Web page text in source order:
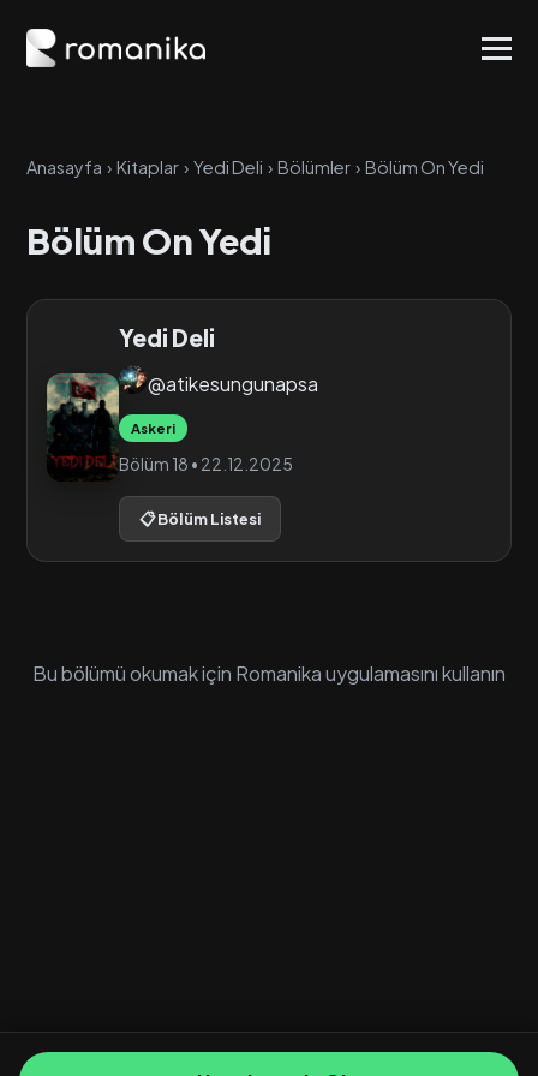
Anasayfa › Kitaplar › Yedi Deli › Bölümler › Bölüm On Yedi
Bölüm On Yedi
Yedi Deli
@atikesungunapsa
Askeri
Bölüm 18 • 22.12.2025
📋 Bölüm Listesi
Bu bölümü okumak için Romanika uygulamasını kullanın